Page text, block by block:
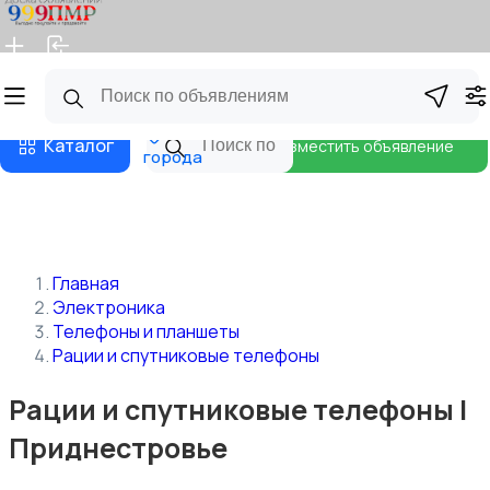
Главная
Каталог
города
Разместить объявление
Главная
Электроника
Телефоны и планшеты
Рации и спутниковые телефоны
Рации и спутниковые телефоны |
Приднестровье